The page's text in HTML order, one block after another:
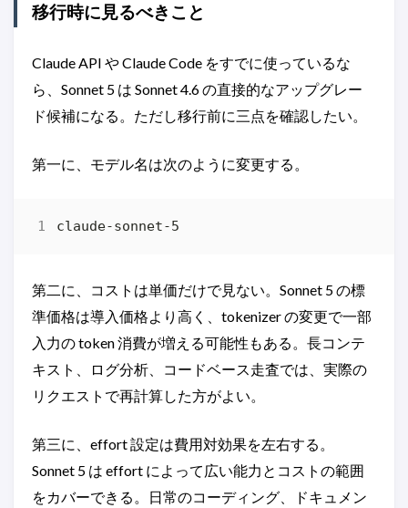
移行時に見るべきこと
Claude API や Claude Code をすでに使っているな
ら、Sonnet 5 は Sonnet 4.6 の直接的なアップグレー
ド候補になる。ただし移行前に三点を確認したい。
第一に、モデル名は次のように変更する。
第二に、コストは単価だけで見ない。Sonnet 5 の標
準価格は導入価格より高く、tokenizer の変更で一部
入力の token 消費が増える可能性もある。長コンテ
キスト、ログ分析、コードベース走査では、実際の
リクエストで再計算した方がよい。
第三に、effort 設定は費用対効果を左右する。
Sonnet 5 は effort によって広い能力とコストの範囲
をカバーできる。日常のコーディング、ドキュメン